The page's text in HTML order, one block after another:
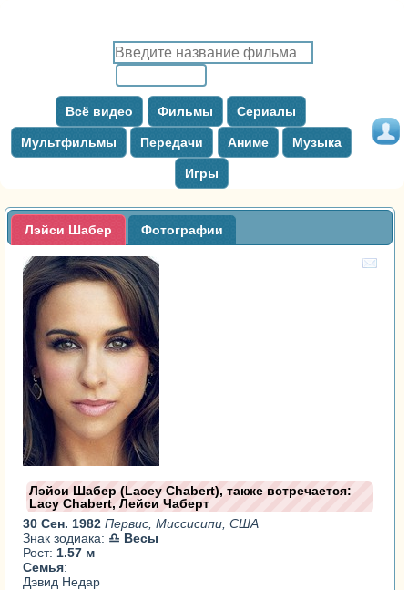
Всё видео Фильмы Сериалы
Мультфильмы Передачи Аниме Музыка
Игры
Лэйси Шабер Фотографии
Лэйси Шабер (Lacey Chabert), также встречается:
Lacy Chabert, Лейси Чаберт
30 Сен. 1982Первис, Миссисипи, США
Знак зодиака: ♎ Весы
Рост: 1.57 м
Семья:
Дэвид Недар